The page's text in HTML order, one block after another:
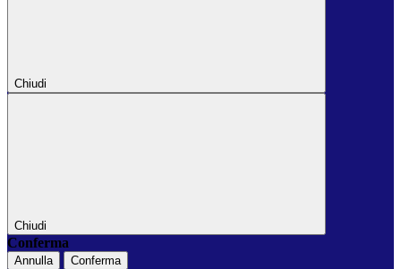
Chiudi
Chiudi
Conferma
Annulla Conferma